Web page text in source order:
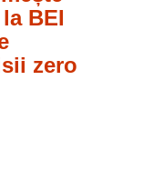
BEI
zero